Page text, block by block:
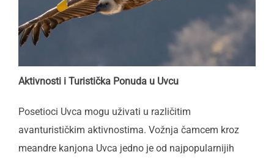
Aktivnosti i Turistička Ponuda u Uvcu
Posetioci Uvca mogu uživati u različitim
avanturističkim aktivnostima. Vožnja čamcem kroz
meandre kanjona Uvca jedno je od najpopularnijih